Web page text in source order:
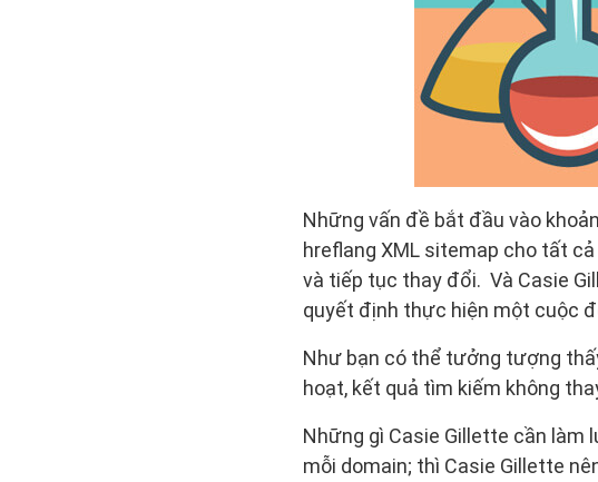
Những vấn đề bắt đầu vào
hreflang XML sitemap cho tất
và tiếp tục thay đổi. Và Casie
quyết định thực hiện một cuộc
Như bạn có thể tưởng tượng
hoạt, kết quả tìm kiếm không
Những gì Casie Gillette cần làm
mỗi domain; thì Casie Gillette